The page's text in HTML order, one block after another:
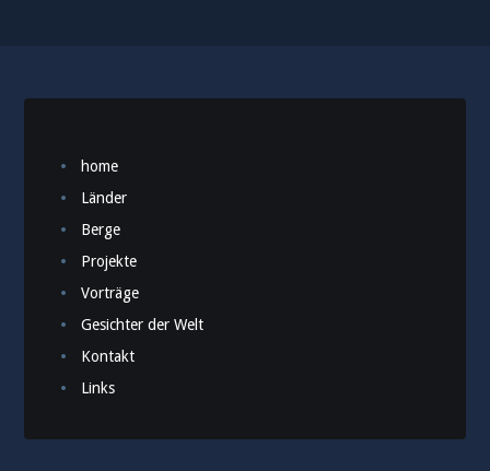
home
Länder
Berge
Projekte
Vorträge
Gesichter der Welt
Kontakt
Links